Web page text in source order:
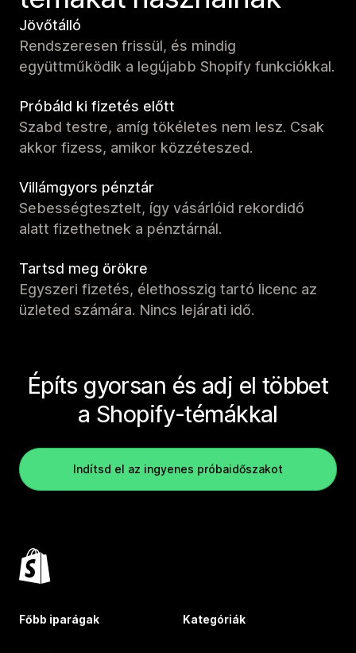
Jövőtálló
Rendszeresen frissül, és mindig
együttműködik a legújabb Shopify funkciókkal.
Próbáld ki fizetés előtt
Szabd testre, amíg tökéletes nem lesz. Csak
akkor fizess, amikor közzéteszed.
Villámgyors pénztár
Sebességtesztelt, így vásárlóid rekordidő
alatt fizethetnek a pénztárnál.
Tartsd meg örökre
Egyszeri fizetés, élethosszig tartó licenc az
üzleted számára. Nincs lejárati idő.
Építs gyorsan és adj el többet
a Shopify-témákkal
Indítsd el az ingyenes próbaidőszakot
Főbb iparágak Kategóriák